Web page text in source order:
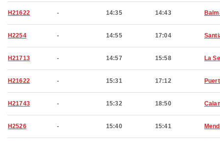
H21622 - 14:35 14:43
H2254 - 14:55 17:04
H21713 - 14:57 15:58 La
H21622 - 15:31 17:12
H21743 - 15:32 18:50
H2526 - 15:40 15:41